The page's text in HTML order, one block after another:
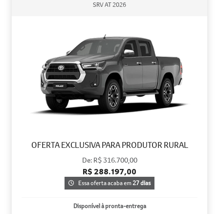
SRV AT 2026
OFERTA EXCLUSIVA PARA PRODUTOR RURAL
De: R$ 316.700,00
R$ 288.197,00
Essa oferta acaba em27 dias
Disponível à pronta-entrega